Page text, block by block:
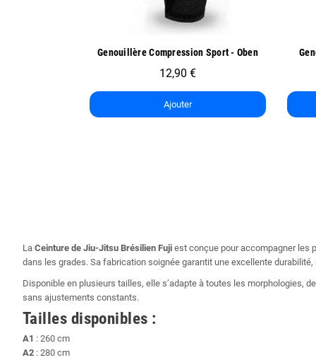
Aperçu rapide
Genoullière de Sport Exo One - Oben
14,90 € 7,45 €
Ajouter
La Ceinture de Jiu-Jitsu Brésilien Fuji est conçue pour accompagner les
dans les grades. Sa fabrication soignée garantit une excellente
Disponible en plusieurs tailles, elle s’adapte à toutes les morphologies,
sans ajustements constants.
Tailles disponibles :
A1 : 260 cm
A2 : 280 cm